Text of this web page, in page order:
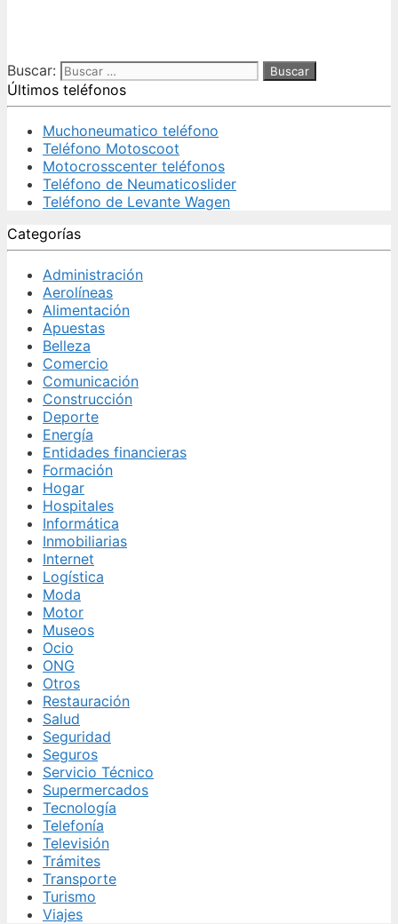
Buscar:
Últimos teléfonos
Muchoneumatico teléfono
Teléfono Motoscoot
Motocrosscenter teléfonos
Teléfono de Neumaticoslider
Teléfono de Levante Wagen
Categorías
Administración
Aerolíneas
Alimentación
Apuestas
Belleza
Comercio
Comunicación
Construcción
Deporte
Energía
Entidades financieras
Formación
Hogar
Hospitales
Informática
Inmobiliarias
Internet
Logística
Moda
Motor
Museos
Ocio
ONG
Otros
Restauración
Salud
Seguridad
Seguros
Servicio Técnico
Supermercados
Tecnología
Telefonía
Televisión
Trámites
Transporte
Turismo
Viajes